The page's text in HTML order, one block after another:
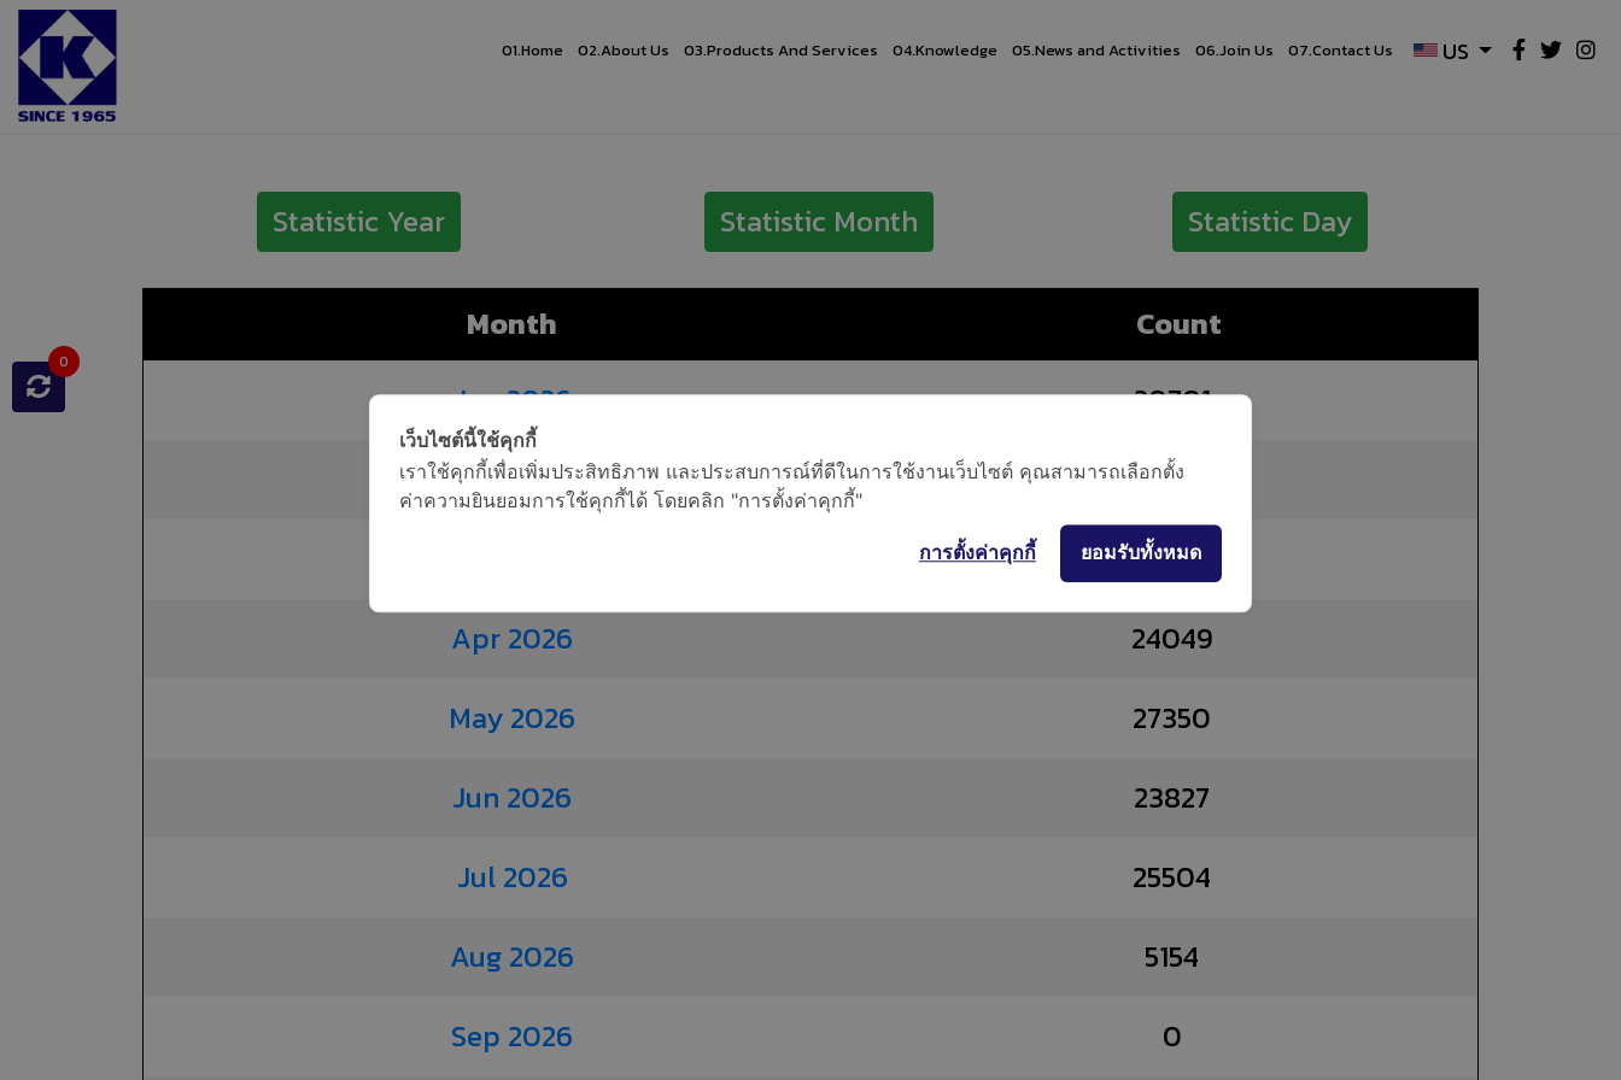
01.Home 02.About Us 03.Products And Services 04.Knowledge 05.News and Activities 06.Join Us 07.Contact Us US
0
Statistic Year Statistic Month Statistic Day
Month
Count
Jan 2026
20701
Feb 2026
23134
27569
Apr 2026
24049
May 2026
27350
Jun 2026
23827
Jul 2026
25504
Aug 2026
5154
Sep 2026
0
เว็บไซต์นี้ใช้คุกกี้
เราใช้คุกกี้เพื่อเพิ่มประสิทธิภาพ และประสบการณ์ที่ดีในการใช้งานเว็บไซต์ คุณสามารถเลือกตั้ง
ค่าความยินยอมการใช้คุกกี้ได้ โดยคลิก "การตั้งค่าคุกกี้"
ยอมรับทั้งหมด
การตั้งค่าคุกกี้